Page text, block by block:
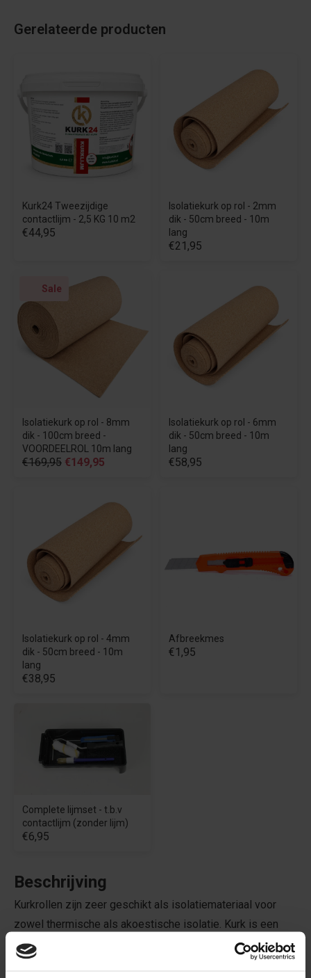
Gerelateerde producten
Kurk24 Tweezijdige
contactlijm - 2,5 KG 10 m2
€44,95
Isolatiekurk op rol - 2mm
dik - 50cm breed - 10m
lang
€21,95
Sale
Isolatiekurk op rol - 8mm
dik - 100cm breed -
VOORDEELROL 10m lang
€169,95 €149,95
Isolatiekurk op rol - 6mm
dik - 50cm breed - 10m
lang
€58,95
Isolatiekurk op rol - 4mm
dik - 50cm breed - 10m
lang
€38,95
Afbreekmes
€1,95
Complete lijmset - t.b.v
contactlijm (zonder lijm)
€6,95
Beschrijving
Kurkrollen zijn zeer geschikt als isolatiemateriaal voor
zowel thermische als akoestische isolatie. Kurk is een
natuurlijk isolatiemateriaal dat uitstekende thermische
isolatie biedt vanwege de lage warmtegeleiding en hoge